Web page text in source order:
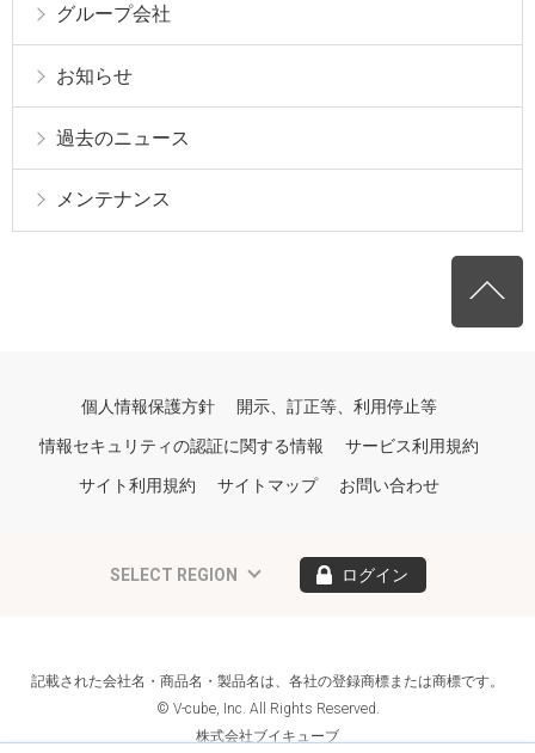
グループ会社
お知らせ
過去のニュース
メンテナンス
個人情報保護方針 開示、訂正等、利用停止等
情報セキュリティの認証に関する情報 サービス利用規約
サイト利用規約 サイトマップ お問い合わせ
SELECT REGION ログイン
記載された会社名・商品名・製品名は、各社の登録商標または商標です。
© V-cube, Inc. All Rights Reserved.
株式会社ブイキューブ